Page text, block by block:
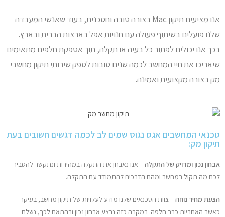
אנו מציעים תיקון Mac בצורה טובה וחסכנית, בעוד שאנשי המעבדה
שלנו פועלים בשיתוף פעולה עם חנויות אפל בארצות הברית ובארץ.
בכך אנו יכולים לפתור כל בעיה או תקלה, תוך אספקת חלפים מתאימים
שיאריכו את חיי המחשב לכמה שנים טובות לספק שירותי תיקון מחשבי
מק בצורה מקצועית ואמינה.
טכנאי המחשבים אגס נגוס שמים לב לכמה דגשים חשובים בעת
תיקון מק:
אבחון נכון ומדויק של התקלה – אנו נאבחן את התקלה במהירות ונתקשר להסביר
לכם מה תקול במחשב ומהם הדרכים להתמודד עם התקלה.
הצעת מחיר נוחה – צוות הטכנאים שלנו מודע לעלויות של תיקון מחשב, בעיקר
כאשר האחריות כבר חלפה. במקרה כזה נבצע אבחון נכון ובהתאם לכך, נשלח